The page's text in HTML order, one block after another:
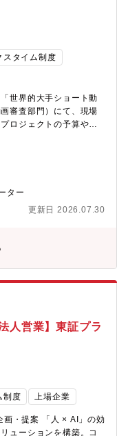
まで培ってきた英語力と
ました。■未経験からで
ザーの経験がない」
衝をしていた」という
ーバルキャリアへステ
ョンの魅力「グローバ
【1】世界規模のプラッ
に数億人が利用する大
査という、社会インフ
結する環境です。【2】
市場価値の高いスキル
ョン能力と、課題解
ます。■IT業界とグロー
に基づきながらマネジ
数値で組織を動かす経営
管理職・責任者ポジショ
スタイム制度
世界的大手ショート動
審査部門）にて、現場
ロジェクトの予算やチ
役」や「受領・伝達」
任せいたします。■チー
めの施策立案・実行・審
標値（KPI）の進捗管理
、評価、面談等のモチ
）・プロジェクトの予
を行い、経営視点での
折衝・調整業務・クライ
ィングでの成果報告等
イアントのプロジェク
リードし、牽引してい
ます。チームの目標達成
を持ってコミットでき
歩上のマネジメントキ
・スーパーバイザー：12
若手メンバーも多数活
魅力】【1】SV未経験
プアップ・KPI管理や予
経営視点に近い実践的
ター
更新日 2026.07.30
人営業】東証プラ
制度 上場企業
画・提案 「人 × AI」の効
ューションを構築。コ